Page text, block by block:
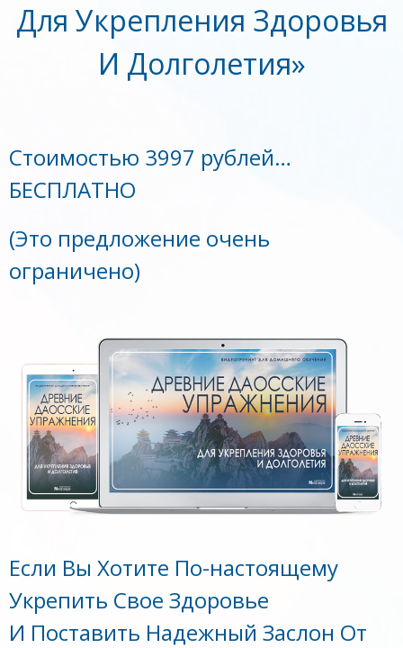
Для Укрепления Здоровья
И Долголетия»
Стоимостью 3997 рублей…
БЕСПЛАТНО
(Это предложение очень
ограничено)
Если Вы Хотите По-настоящему
Укрепить Свое Здоровье
И Поставить Надежный Заслон От